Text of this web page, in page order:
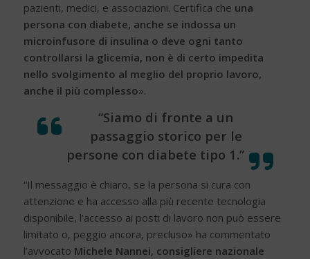
pazienti, medici, e associazioni. Certifica che una
persona con diabete, anche se indossa un
microinfusore di insulina o deve ogni tanto
controllarsi la glicemia, non è di certo impedita
nello svolgimento al meglio del proprio lavoro,
anche il più complesso».
“Siamo di fronte a un
passaggio storico per le
persone con diabete tipo 1.”
“Il messaggio è chiaro, se la persona si cura con
attenzione e ha accesso alla più recente tecnologia
disponibile, l’accesso ai posti di lavoro non può essere
limitato o, peggio ancora, precluso» ha commentato
l’avvocato Michele Nannei, consigliere nazionale